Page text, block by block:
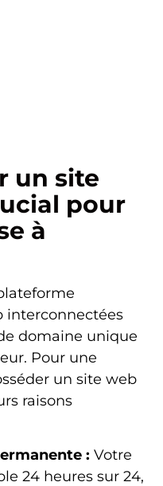
un site
pour
à
interconnectées
domaine unique
Pour une
un site web
raisons
: Votre
24 heures sur 24,